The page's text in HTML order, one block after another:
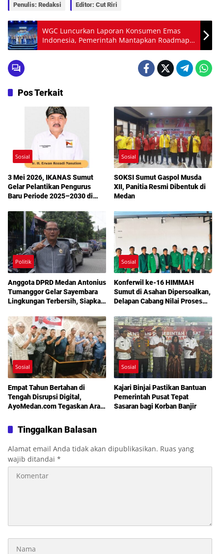
Penulis: Redaksi Editor: Cut Riri
WGC Luncurkan Laporan Konsumen Emas
Indonesia, Pemerintah Mantapkan Roadmap
Penguatan Bulion
Pos Terkait
Sosial
3 Mei 2026, IKANAS Sumut
Gelar Pelantikan Pengurus
Baru Periode 2025–2030 di
Sosial
SOKSI Sumut Gaspol Musda
XII, Panitia Resmi Dibentuk di
Medan
Politik
Anggota DPRD Medan Antonius
Tumanggor Gelar Sayembara
Lingkungan Terbersih, Siapkan
Sosial
Konferwil ke-16 HIMMAH
Sumut di Asahan Dipersoalkan,
Delapan Cabang Nilai Proses
Pemilihan
Sosial
Empat Tahun Bertahan di
Tengah Disrupsi Digital,
AyoMedan.com Tegaskan Arah
Sosial
Kajari Binjai Pastikan Bantuan
Pemerintah Pusat Tepat
Sasaran bagi Korban Banjir
Tinggalkan Balasan
Alamat email Anda tidak akan dipublikasikan. Ruas yang
wajib ditandai *